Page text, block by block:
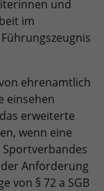
und
im
ehrenamtlich
einsehen
erweiterte
wenn eine
Anforderung
von § 72 a SGB
wie es
Daten
Besucher, die
und die